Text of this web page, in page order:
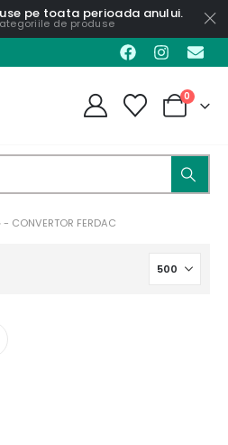
pe toata perioada anului.
de produse
0
- CONVERTOR FERDAC